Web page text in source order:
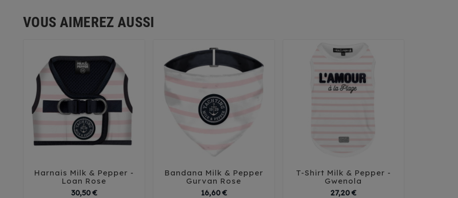
VOUS AIMEREZ AUSSI
  
Harnais Milk & Pepper -
Loan Rose
30,50 €Prix
  
Bandana Milk & Pepper
Gurvan Rose
16,60 €Prix
 
T-Shirt Milk & Pepper -
Gwenola
27,20 €Prix